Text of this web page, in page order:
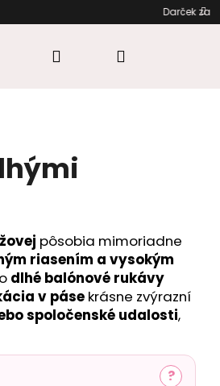
nad 100€
Dámska móda
Hľadať Prihlásenie
pôsobia mimoriadne
riasením a vysokým
dlhé balónové rukávy
v páse krásne zvýrazní
spoločenské udalosti,
?